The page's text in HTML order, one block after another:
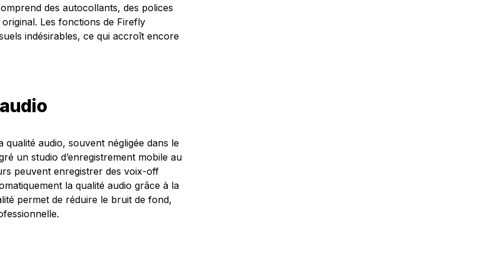
des autocollants, des polices
Les fonctions de Firefly
indésirables, ce qui accroît encore
audio, souvent négligée dans le
un studio d’enregistrement mobile au
peuvent enregistrer des voix-off
la qualité audio grâce à la
permet de réduire le bruit de fond,